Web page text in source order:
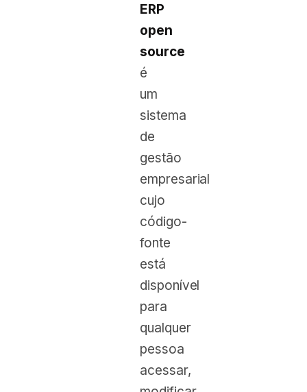
ERP
open
source
é
um
sistema
de
gestão
empresarial
cujo
código-
fonte
está
disponível
para
qualquer
pessoa
acessar,